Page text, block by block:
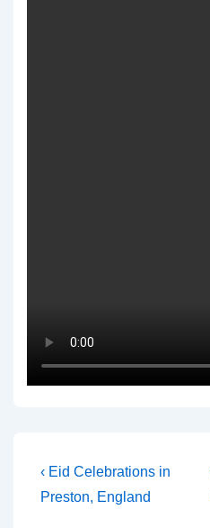
Post
navigation
Previous
Post
‹ Eid Celebrations in
Preston, England